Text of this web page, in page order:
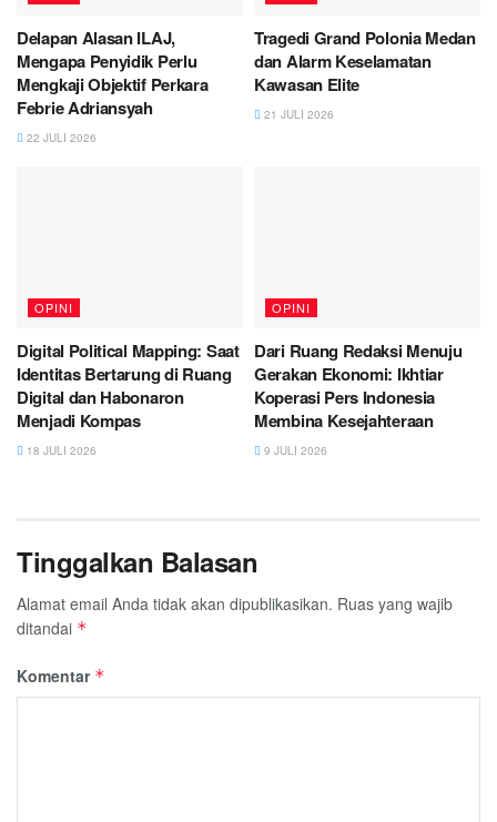
Delapan Alasan ILAJ,
Mengapa Penyidik Perlu
Mengkaji Objektif Perkara
Febrie Adriansyah
22 JULI 2026
Tragedi Grand Polonia Medan
dan Alarm Keselamatan
Kawasan Elite
21 JULI 2026
OPINI
Digital Political Mapping: Saat
Identitas Bertarung di Ruang
Digital dan Habonaron
Menjadi Kompas
18 JULI 2026
OPINI
Dari Ruang Redaksi Menuju
Gerakan Ekonomi: Ikhtiar
Koperasi Pers Indonesia
Membina Kesejahteraan
9 JULI 2026
Tinggalkan Balasan
Alamat email Anda tidak akan dipublikasikan. Ruas yang wajib
ditandai *
Komentar *